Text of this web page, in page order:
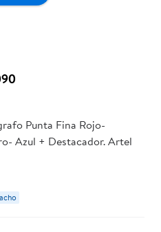
Punta Fina Rojo-
Azul + Destacador. Artel